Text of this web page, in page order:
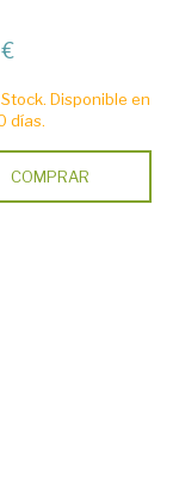
Disponible en
días.
COMPRAR